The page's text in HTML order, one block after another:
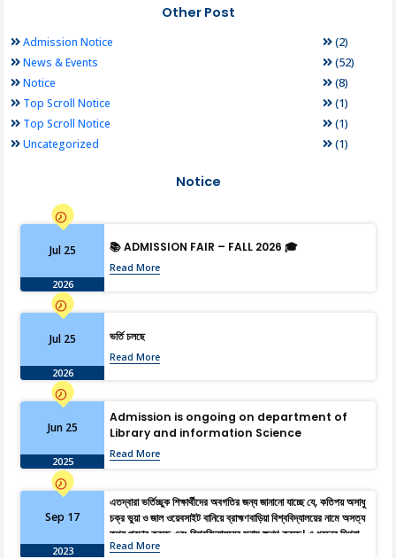
Other Post
Admission Notice (2)
News & Events (52)
Notice (8)
Top Scroll Notice (1)
Top Scroll Notice (1)
Uncategorized (1)
Notice
Jul 25
2026
📚 ADMISSION FAIR – FALL 2026 🎓
Read More
Jul 25
2026
ভর্তি চলছে
Read More
Jun 25
2025
Admission is ongoing on department of
Library and information Science
Read More
Sep 17
2023
এতদ্বারা ভর্তিচ্ছুক শিক্ষার্থীদের অবগতির জন্য জানানো যাচ্ছে যে, কতিপয় অসাধু
চক্র ভুয়া ও জাল ওয়েবসাইট বানিয়ে ব্রাহ্মণবাড়িয়া বিশ্ববিদ্যালয়ের নামে অসত্য
তথ্য প্রচার করছে এবং বিশ্ববিদ্যালয়ের সুনাম ক্ষুণ্ণ করছে। এ ধরনের মিথ্যা,
বানোয়াট ও বিভ্রান্তিমূলক তথ্য হতে সজাগ থাকার জন্য সকল শিক্ষার্থী ও
Read More